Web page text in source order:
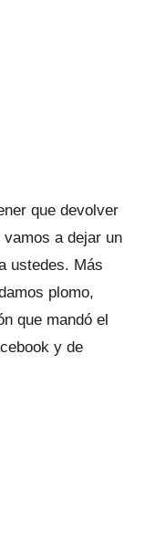
que devolver
a dejar un
ustedes. Más
plomo,
que mandó el
y de